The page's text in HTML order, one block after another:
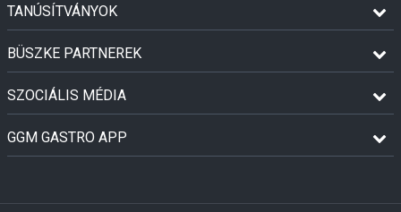
TANÚSÍTVÁNYOK
BÜSZKE PARTNEREK
SZOCIÁLIS MÉDIA
GGM GASTRO APP